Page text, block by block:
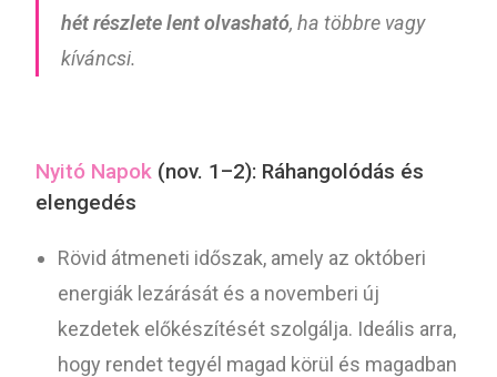
hét részlete lent olvasható, ha többre vagy
kíváncsi.
Nyitó Napok (nov. 1–2): Ráhangolódás és
elengedés
Rövid átmeneti időszak, amely az októberi
energiák lezárását és a novemberi új
kezdetek előkészítését szolgálja. Ideális arra,
hogy rendet tegyél magad körül és magadban